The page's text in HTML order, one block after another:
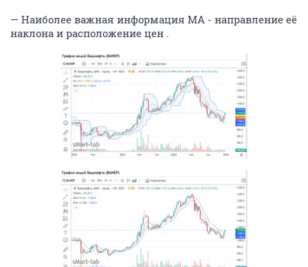
— Наиболее важная информация MA - направление её
наклона и расположение цен .